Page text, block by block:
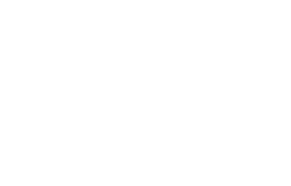
da oxigenação, o que
São rações com